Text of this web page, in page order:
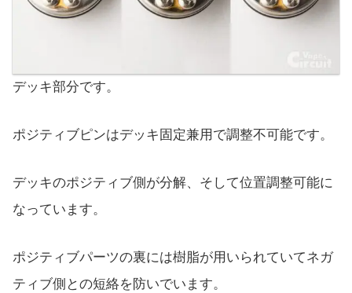
デッキ部分です。
ポジティブピンはデッキ固定兼用で調整不可能です。
デッキのポジティブ側が分解、そして位置調整可能に
なっています。
ポジティブパーツの裏には樹脂が用いられていてネガ
ティブ側との短絡を防いでいます。